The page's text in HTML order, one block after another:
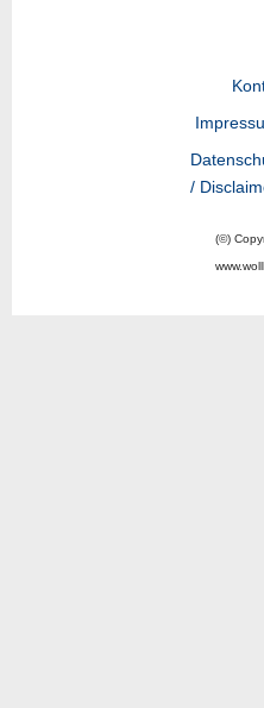
/
(©)